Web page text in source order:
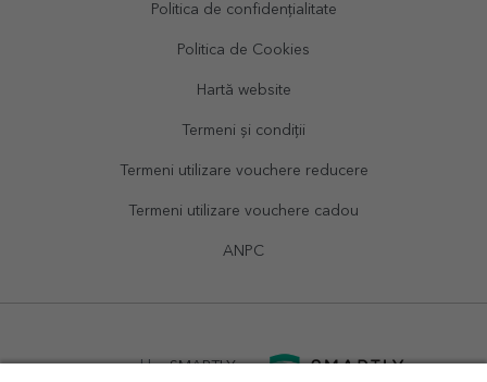
Politica de confidențialitate
Politica de Cookies
Hartă website
Termeni și condiții
Termeni utilizare vouchere reducere
Termeni utilizare vouchere cadou
ANPC
powered bySMARTLY.ro